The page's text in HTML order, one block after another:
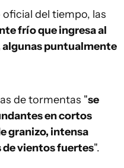
del tiempo, las
frío que ingresa al
puntualmente
de tormentas "se
en cortos
granizo, intensa
vientos fuertes".